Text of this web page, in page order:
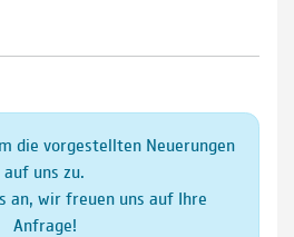
die vorgestellten Neuerungen
auf uns zu.
an, wir freuen uns auf Ihre
Anfrage!